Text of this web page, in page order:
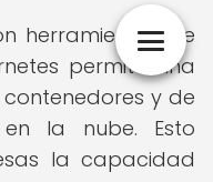
herramientas de
permite una
y de
la nube. Esto
la capacidad